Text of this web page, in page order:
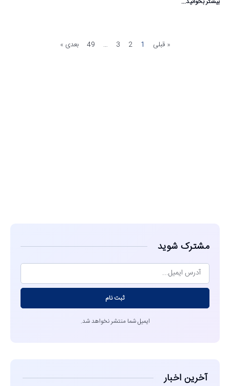
« قبلی 1
2
3
…
49 بعدی »
مشترک شوید
ثبت نام
ایمیل شما منتشر نخواهد شد.
آخرین اخبار